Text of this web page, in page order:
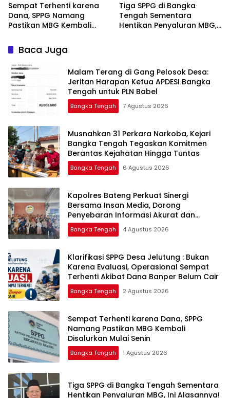
‎Sempat Terhenti karena
Dana, SPPG Namang
Pastikan MBG Kembali
‎Tiga SPPG di Bangka
Tengah Sementara
Hentikan Penyaluran MBG,
Baca Juga
Malam Terang di Gang Pelosok Desa:
Jeritan Harapan Ketua APDESI Bangka
Tengah untuk PLN Babel
Bangka Tengah 7 Agustus 2026
Musnahkan 31 Perkara Narkoba, Kejari
Bangka Tengah Tegaskan Komitmen
Berantas Kejahatan Hingga Tuntas
Bangka Tengah 6 Agustus 2026
‎Kapolres Bateng Perkuat Sinergi
Bersama Insan Media, Dorong
Penyebaran Informasi Akurat dan
Layanan Polri 110
Bangka Tengah 4 Agustus 2026
‎Klarifikasi SPPG Desa Jelutung : Bukan
Karena Evaluasi, Operasional Sempat
Terhenti Akibat Dana Banper Belum Cair
Bangka Tengah 2 Agustus 2026
‎Sempat Terhenti karena Dana, SPPG
Namang Pastikan MBG Kembali
Disalurkan Mulai Senin
Bangka Tengah 1 Agustus 2026
‎Tiga SPPG di Bangka Tengah Sementara